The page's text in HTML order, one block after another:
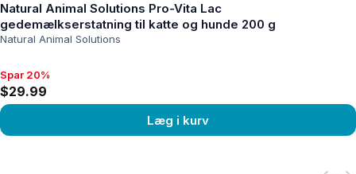
Natural Animal Solutions Pro-Vita Lac
gedemælkserstatning til katte og hunde 200 g
Natural Animal Solutions
Spar 20%, $29.99
Spar 20%
$29.99
Læg i kurv